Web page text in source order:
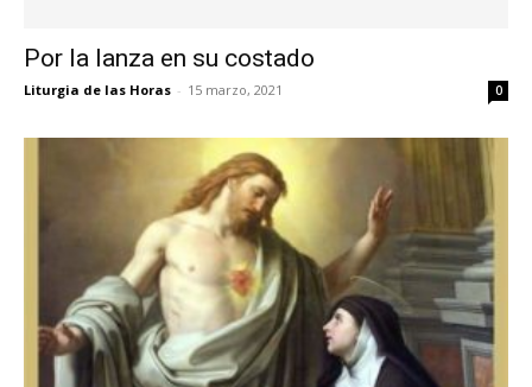
Por la lanza en su costado
Liturgia de las Horas - 15 marzo, 2021 0